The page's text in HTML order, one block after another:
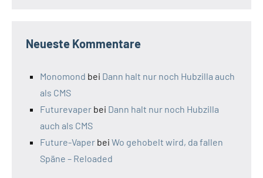
Neueste Kommentare
Monomond bei Dann halt nur noch Hubzilla auch
als CMS
Futurevaper bei Dann halt nur noch Hubzilla
auch als CMS
Future-Vaper bei Wo gehobelt wird, da fallen
Späne – Reloaded